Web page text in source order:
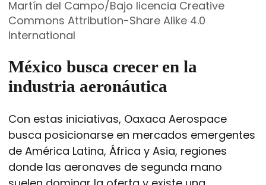
Martín del Campo/Bajo licencia Creative
Commons Attribution-Share Alike 4.0
International
México busca crecer en la
industria aeronáutica
Con estas iniciativas, Oaxaca Aerospace
busca posicionarse en mercados emergentes
de América Latina, África y Asia, regiones
donde las aeronaves de segunda mano